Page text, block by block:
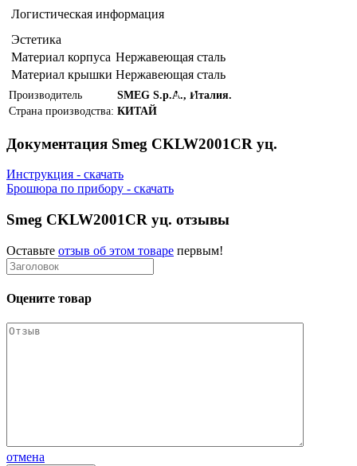
Логистическая информация
Эстетика
Материал корпуса Нержавеющая сталь
Материал крышки Нержавеющая сталь
Производитель
SMEG S.p.A., Италия.
Страна производства: КИТАЙ
Документация Smeg CKLW2001CR уц.
Инструкция - скачать
Брошюра по прибору - скачать
Smeg CKLW2001CR уц. отзывы
Оставьте отзыв об этом товаре первым!
Оцените товар
отмена